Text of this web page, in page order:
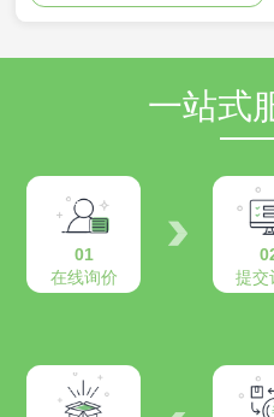
一站式
01
在线询价
提交